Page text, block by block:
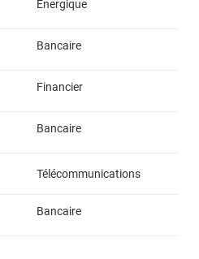
Énergique
Bancaire
Financier
Bancaire
Télécommunications
Bancaire